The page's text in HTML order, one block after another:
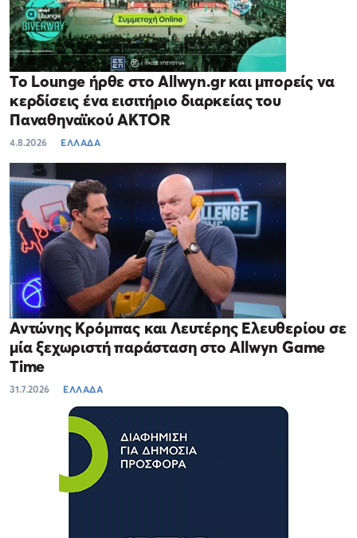
Το Lounge ήρθε στο Allwyn.gr και μπορείς να
κερδίσεις ένα εισιτήριο διαρκείας του
Παναθηναϊκού AKTOR
4.8.2026 ΕΛΛΑΔΑ
Αντώνης Κρόμπας και Λευτέρης Ελευθερίου σε
μία ξεχωριστή παράσταση στο Allwyn Game
Time
31.7.2026 ΕΛΛΑΔΑ